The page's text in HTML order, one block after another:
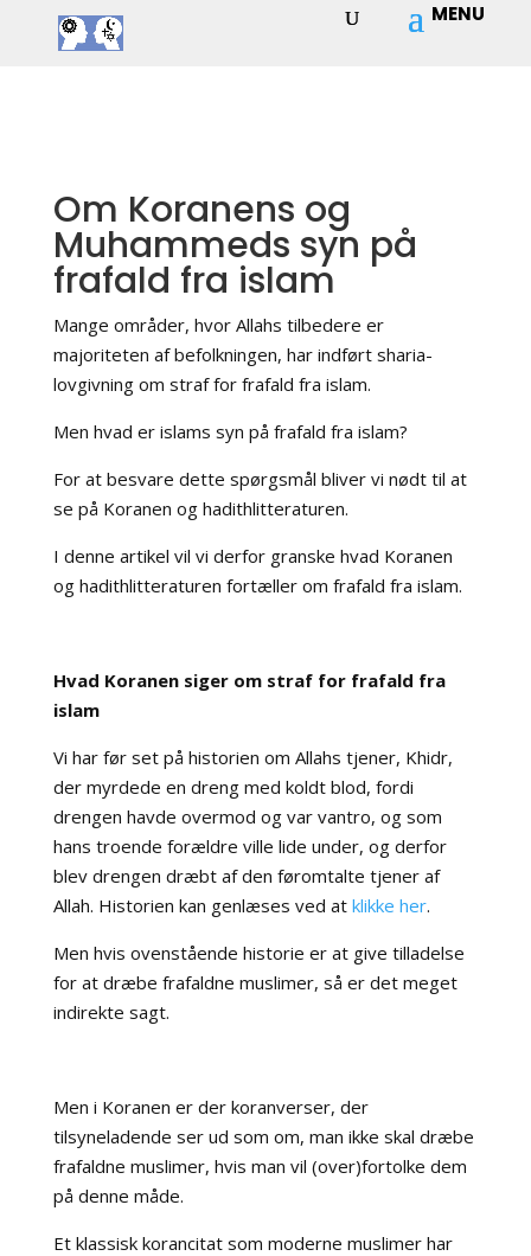
Om Koranens og
Muhammeds syn på
frafald fra islam
Mange områder, hvor Allahs tilbedere er
majoriteten af befolkningen, har indført sharia-
lovgivning om straf for frafald fra islam.
Men hvad er islams syn på frafald fra islam?
For at besvare dette spørgsmål bliver vi nødt til at
se på Koranen og hadithlitteraturen.
I denne artikel vil vi derfor granske hvad Koranen
og hadithlitteraturen fortæller om frafald fra islam.
Hvad Koranen siger om straf for frafald fra
islam
Vi har før set på historien om Allahs tjener, Khidr,
der myrdede en dreng med koldt blod, fordi
drengen havde overmod og var vantro, og som
hans troende forældre ville lide under, og derfor
blev drengen dræbt af den føromtalte tjener af
Allah. Historien kan genlæses ved at klikke her.
Men hvis ovenstående historie er at give tilladelse
for at dræbe frafaldne muslimer, så er det meget
indirekte sagt.
Men i Koranen er der koranverser, der
tilsyneladende ser ud som om, man ikke skal dræbe
frafaldne muslimer, hvis man vil (over)fortolke dem
på denne måde.
Et klassisk korancitat som moderne muslimer har